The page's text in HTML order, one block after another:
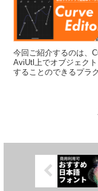
今回ご紹介するのは、
AviUtl上でオブジェク
することのできるプラ